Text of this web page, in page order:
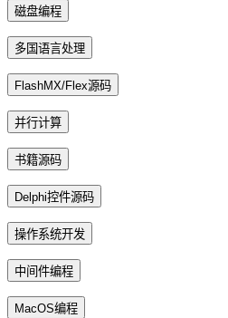
磁盘编程
多国语言处理
FlashMX/Flex源码
并行计算
书籍源码
Delphi控件源码
操作系统开发
中间件编程
MacOS编程